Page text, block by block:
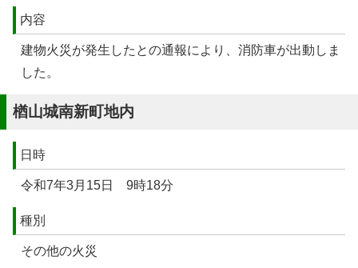
内容
建物火災が発生したとの通報により、消防車が出動しま
した。
楢山城南新町地内
日時
令和7年3月15日 9時18分
種別
その他の火災